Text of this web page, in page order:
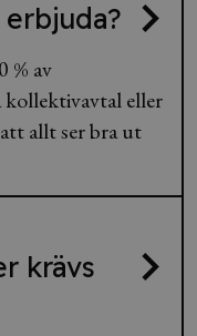
% av
kollektivavtal eller
allt ser bra ut
krävs